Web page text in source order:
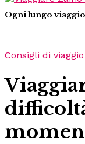
Ogni lungo
Consigli di viaggio